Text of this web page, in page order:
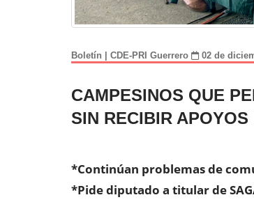
Boletín | CDE-PRI Guerrero 02 de
CAMPESINOS QUE
SIN RECIBIR
*Continúan problemas de
*Pide diputado a titular de